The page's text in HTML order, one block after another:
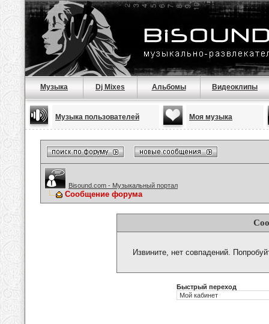
Музыка Dj Mixes Альбомы Видеоклипы
Музыка пользователей Моя музыка
Bisound.com - Музыкальный портал
Сообщение форума
Извините, нет совпадений.
Быстрый переход